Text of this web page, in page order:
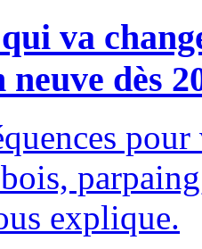
va
dès
explique.